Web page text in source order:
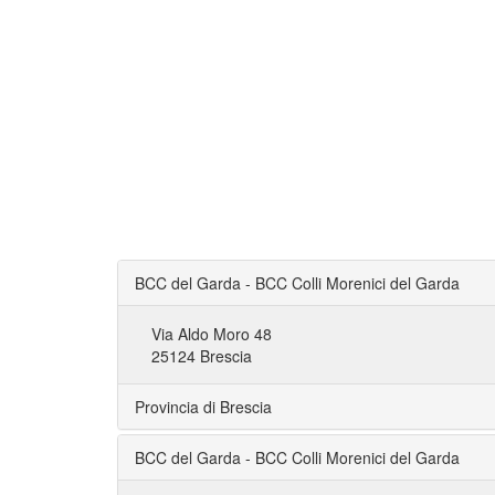
BCC del Garda - BCC Colli Morenici del Garda
Via Aldo Moro 48
25124 Brescia
Provincia di Brescia
BCC del Garda - BCC Colli Morenici del Garda